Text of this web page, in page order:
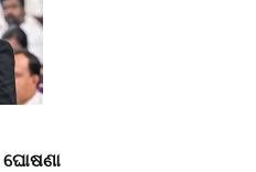
ଘୋଷଣା